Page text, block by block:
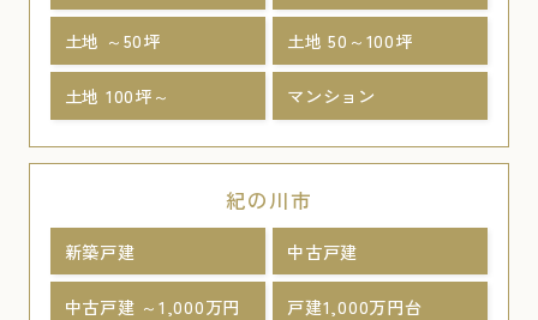
土地 ～50坪 土地 50～100坪
土地 100坪～ マンション
紀の川市
新築戸建 中古戸建
中古戸建 ～1,000万円 戸建1,000万円台